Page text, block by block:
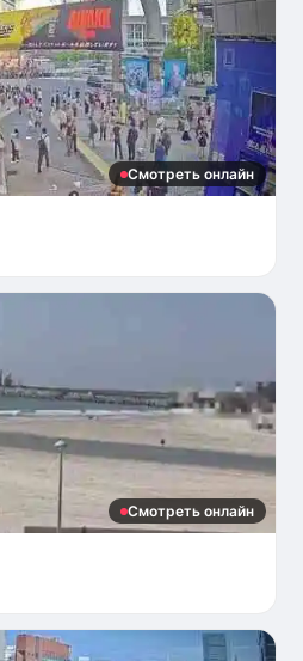
Смотреть онлайн
Смотреть онлайн